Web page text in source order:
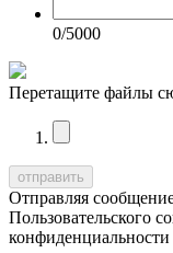
0/5000
Перетащите файлы
Отправляя
Пользовательского
конфиденциальности